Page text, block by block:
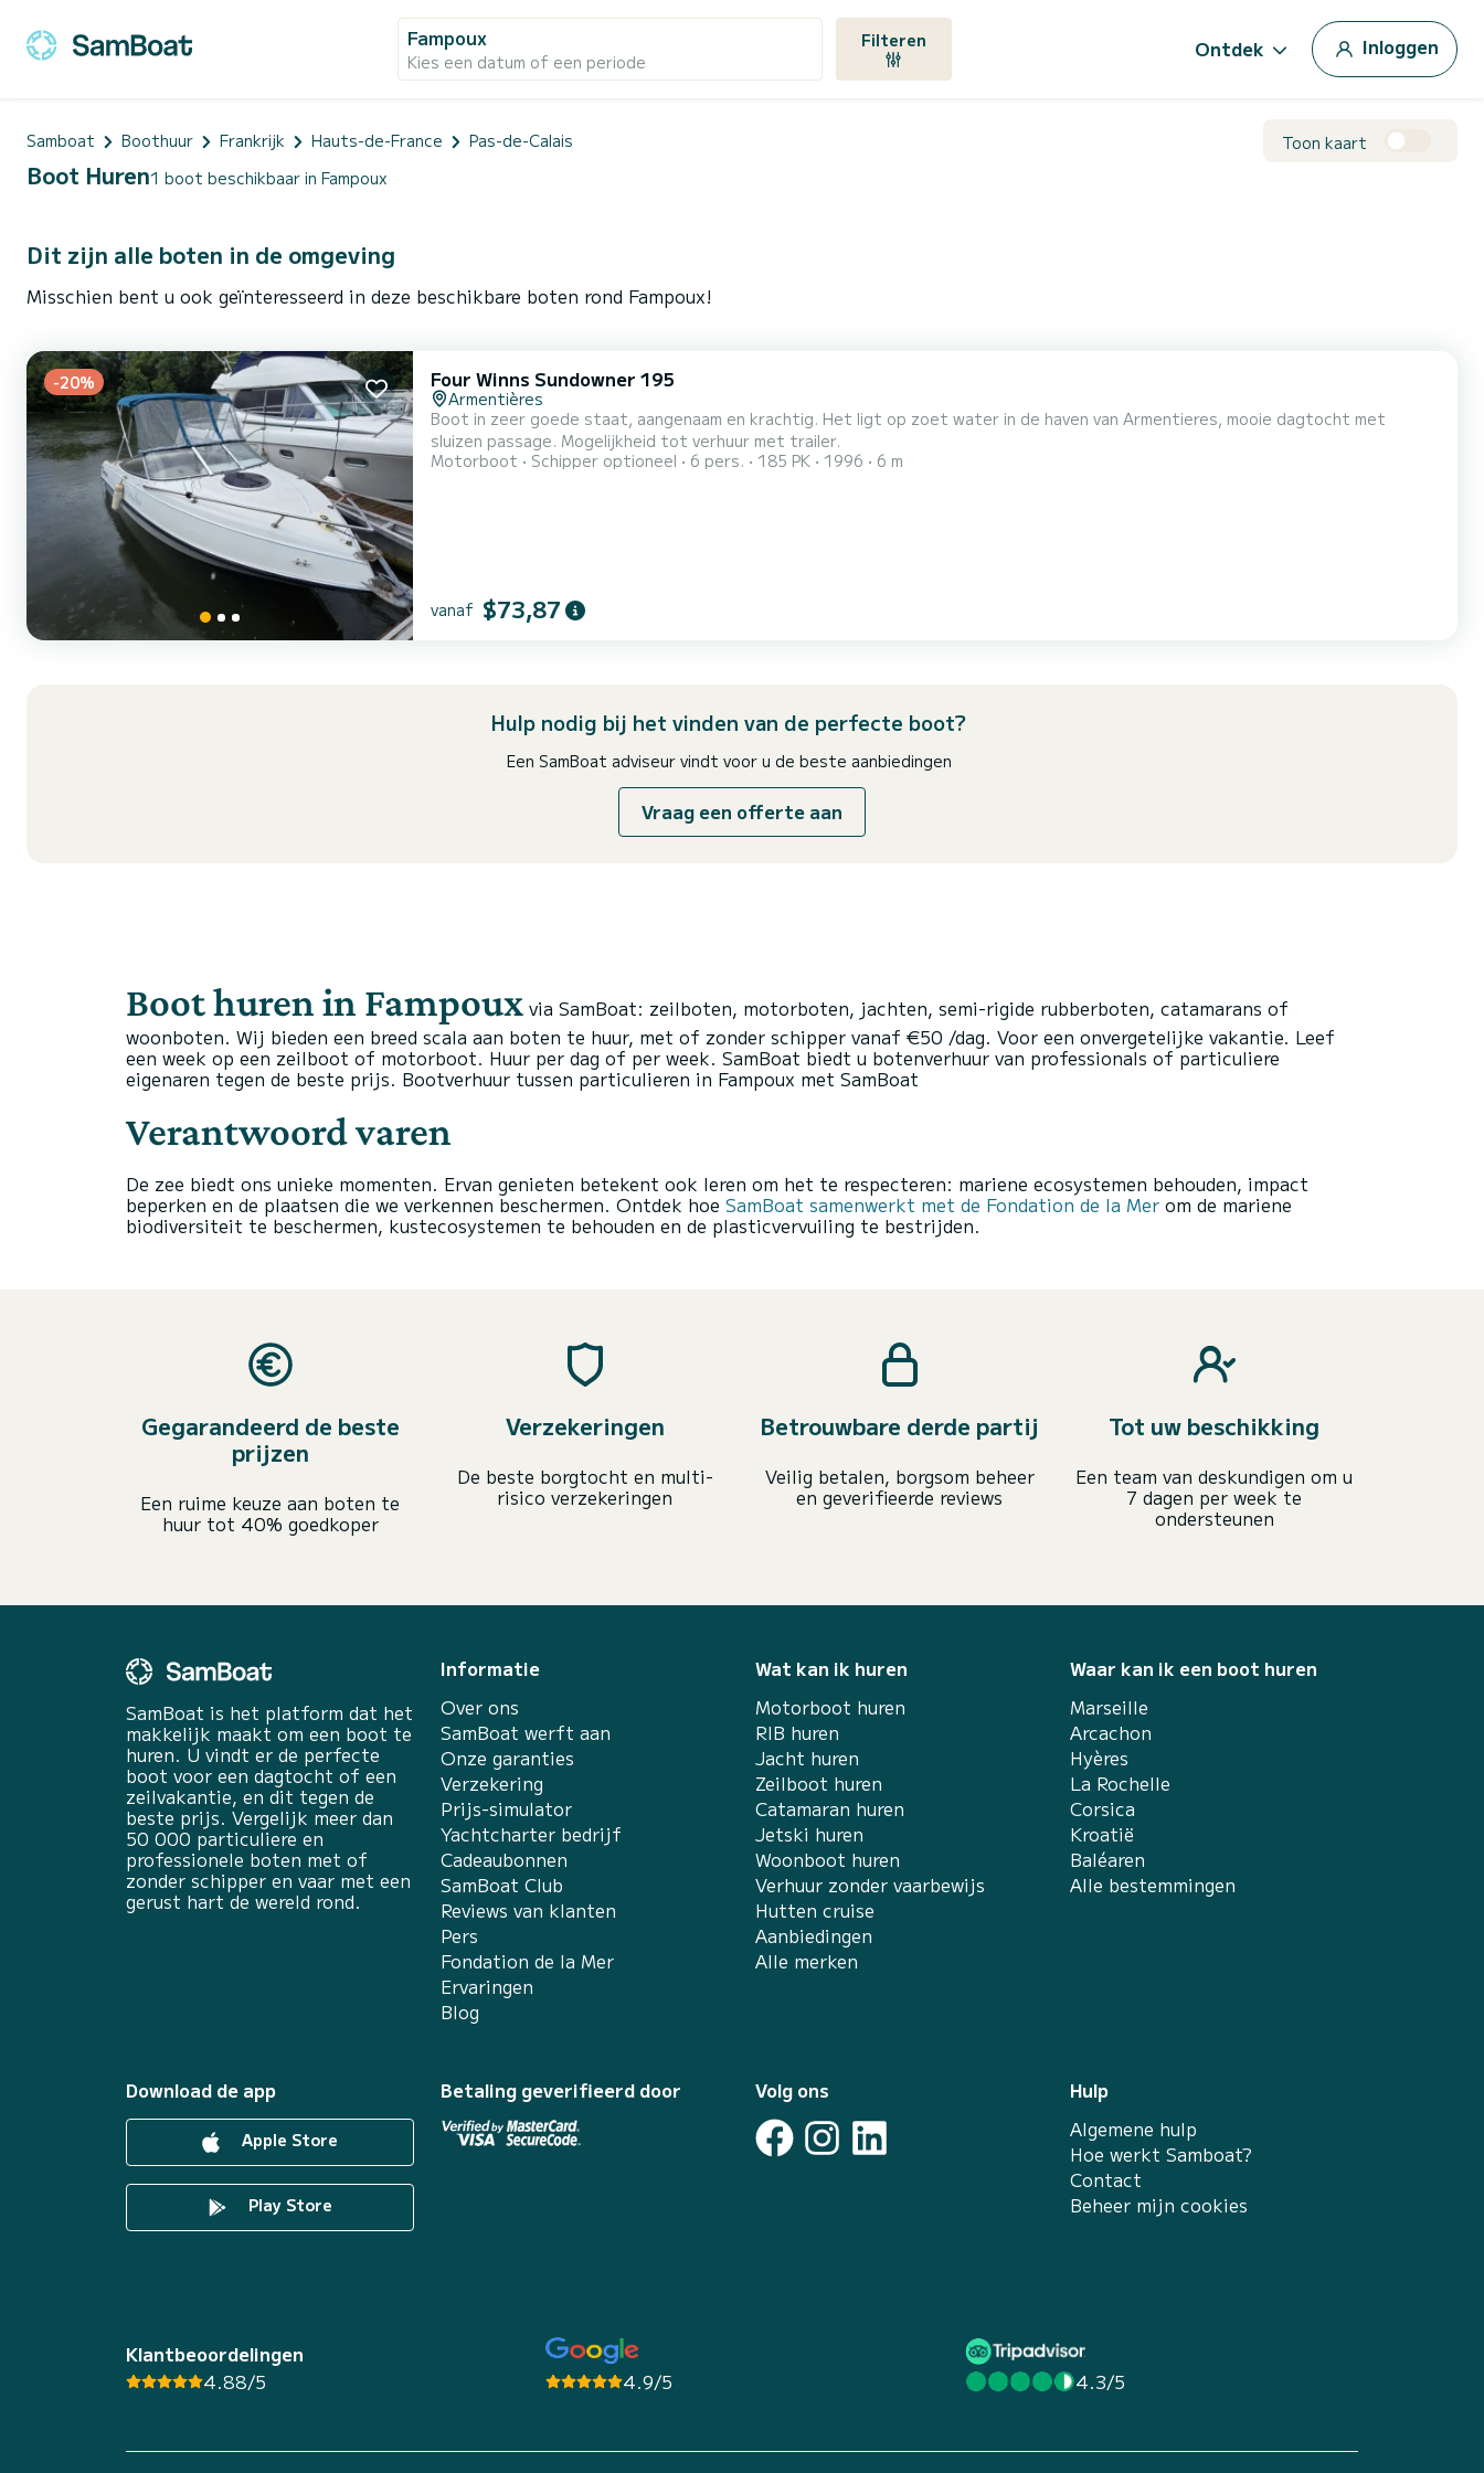
Fampoux
Kies een datum of een periode
Filteren Ontdek Inloggen
Samboat Boothuur Frankrijk Hauts-de-France Pas-de-Calais Toon kaart
Boot Huren1 boot beschikbaar in Fampoux
Dit zijn alle boten in de omgeving
Misschien bent u ook geïnteresseerd in deze beschikbare boten rond Fampoux!
-20% Four Winns Sundowner 195
Armentières
Boot in zeer goede staat, aangenaam en krachtig. Het ligt op zoet water in de haven van Armentieres, mooie dagtocht met
sluizen passage. Mogelijkheid tot verhuur met trailer.
Motorboot
Schipper optioneel 6 pers. 185 PK 1996 6 m
vanaf $73,87
Hulp nodig bij het vinden van de perfecte boot?
Een SamBoat adviseur vindt voor u de beste aanbiedingen
Vraag een offerte aan
Boot huren in Fampoux via SamBoat: zeilboten, motorboten, jachten, semi-rigide rubberboten, catamarans of
woonboten. Wij bieden een breed scala aan boten te huur, met of zonder schipper vanaf €50 /dag. Voor een onvergetelijke vakantie. Leef
een week op een zeilboot of motorboot. Huur per dag of per week. SamBoat biedt u botenverhuur van professionals of particuliere
eigenaren tegen de beste prijs. Bootverhuur tussen particulieren in Fampoux met SamBoat
Verantwoord varen
De zee biedt ons unieke momenten. Ervan genieten betekent ook leren om het te respecteren: mariene ecosystemen behouden, impact
beperken en de plaatsen die we verkennen beschermen. Ontdek hoe SamBoat samenwerkt met de Fondation de la Mer om de mariene
biodiversiteit te beschermen, kustecosystemen te behouden en de plasticvervuiling te bestrijden.
Gegarandeerd de beste
prijzen
Een ruime keuze aan boten te
huur tot 40% goedkoper
Verzekeringen
De beste borgtocht en multi-
risico verzekeringen
Betrouwbare derde partij
Veilig betalen, borgsom beheer
en geverifieerde reviews
Tot uw beschikking
Een team van deskundigen om u
7 dagen per week te
ondersteunen
SamBoat is het platform dat het
makkelijk maakt om een boot te
huren. U vindt er de perfecte
boot voor een dagtocht of een
zeilvakantie, en dit tegen de
beste prijs. Vergelijk meer dan
50 000 particuliere en
professionele boten met of
zonder schipper en vaar met een
gerust hart de wereld rond.
Informatie
Over ons
SamBoat werft aan
Onze garanties
Verzekering
Prijs-simulator
Yachtcharter bedrijf
Cadeaubonnen
SamBoat Club
Reviews van klanten
Pers
Fondation de la Mer
Ervaringen
Blog
Wat kan ik huren
Motorboot huren
RIB huren
Jacht huren
Zeilboot huren
Catamaran huren
Jetski huren
Woonboot huren
Verhuur zonder vaarbewijs
Hutten cruise
Aanbiedingen
Alle merken
Waar kan ik een boot huren
Marseille
Arcachon
Hyères
La Rochelle
Corsica
Kroatië
Baléaren
Alle bestemmingen
Hulp
Algemene hulp
Hoe werkt Samboat?
Contact
Beheer mijn cookies
Download de app
Apple Store
Play Store
Betaling geverifieerd door Volg ons
Klantbeoordelingen
4.88/5
4.9/5 4.3/5